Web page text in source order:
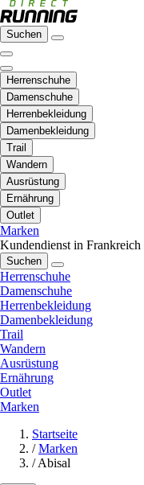
Suchen
Herrenschuhe
Damenschuhe
Herrenbekleidung
Damenbekleidung
Trail
Wandern
Ausrüstung
Ernährung
Outlet
Marken
Kundendienst in Frankreich
Suchen
Herrenschuhe
Damenschuhe
Herrenbekleidung
Damenbekleidung
Trail
Wandern
Ausrüstung
Ernährung
Outlet
Marken
Startseite
/ Marken
/ Abisal